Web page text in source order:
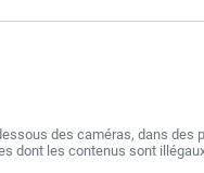
des caméras, dans
dont les contenus sont